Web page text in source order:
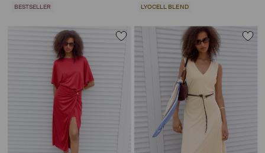
BESTSELLER LYOCELL BLEND